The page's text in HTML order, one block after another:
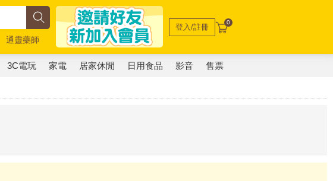
通靈藥師
登入/註冊 0
3C電玩 家電 居家休閒 日用食品 影音 售票